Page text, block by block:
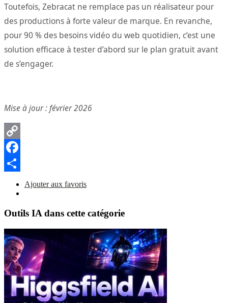
Toutefois, Zebracat ne remplace pas un réalisateur pour
des productions à forte valeur de marque. En revanche,
pour 90 % des besoins vidéo du web quotidien, c’est une
solution efficace à tester d’abord sur le plan gratuit avant
de s’engager.
Mise à jour : février 2026
Copy
Link
Facebook
PartagerAjouter aux favoris
Outils IA dans cette catégorie